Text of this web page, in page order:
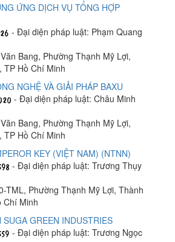
ỨNG DỊCH VỤ TỔNG HỢP
- Đại diện pháp luật: Phạm Quang
Bang, Phường Thạnh Mỹ Lợi,
Hồ Chí Minh
NGHỆ VÀ GIẢI PHÁP BAXU
- Đại diện pháp luật: Châu Minh
Bang, Phường Thạnh Mỹ Lợi,
Hồ Chí Minh
KEY (VIỆT NAM) (NTNN)
- Đại diện pháp luật: Trương Thụy
TML, Phường Thạnh Mỹ Lợi, Thành
Chí Minh
GREEN INDUSTRIES
- Đại diện pháp luật: Trương Ngọc